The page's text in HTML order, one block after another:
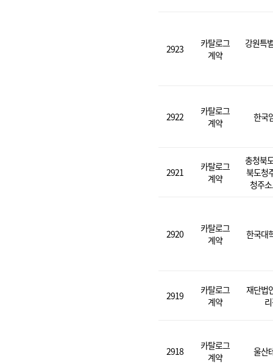
2923
카탈로그
계약
강원특
2922
카탈로그
계약
한국
2921
카탈로그
계약
충청북
북도청
청주
2920
카탈로그
계약
한국대
2919
카탈로그
계약
재단법
2918
카탈로그
계약
울산